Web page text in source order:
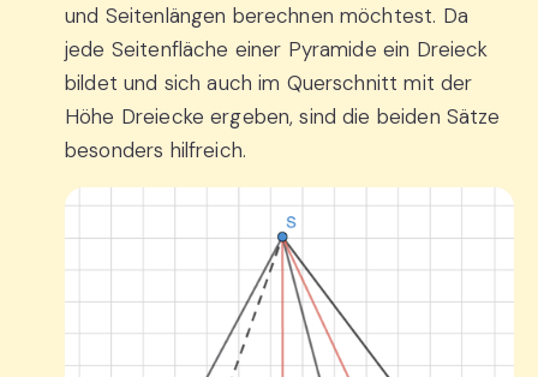
und Seitenlängen berechnen möchtest. Da
jede Seitenfläche einer Pyramide ein Dreieck
bildet und sich auch im Querschnitt mit der
Höhe Dreiecke ergeben, sind die beiden Sätze
besonders hilfreich.